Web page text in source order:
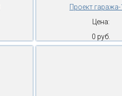
Проект
Цена:
0 руб.